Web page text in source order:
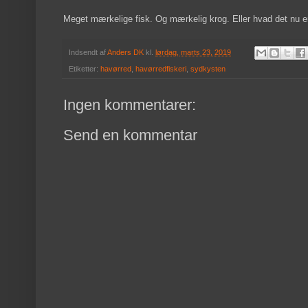
Meget mærkelige fisk. Og mærkelig krog. Eller hvad det nu
Indsendt afAnders DK kl. lørdag, marts 23, 2019
Etiketter: havørred, havørredfiskeri, sydkysten
Ingen kommentarer:
Send en kommentar